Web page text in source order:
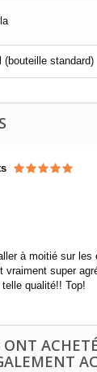
(bouteille standard)
à moitié sur les
vraiment super
qualité!! Top!